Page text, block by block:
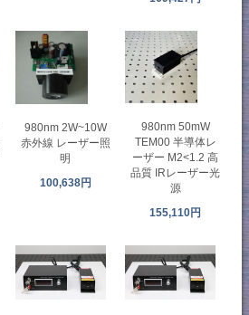
980nm 2W~10W
赤外線 レーザー照
明
100,638円
980nm 50mW
TEM00 半導体レ
ーザー M2<1.2 高
品質 IRレーザー光
源
155,110円